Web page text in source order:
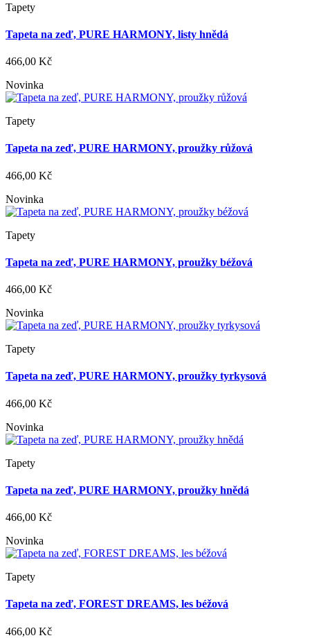
Tapety
Tapeta na zeď, PURE HARMONY, listy hnědá
466,00 Kč
Novinka
Tapety
Tapeta na zeď, PURE HARMONY, proužky růžová
466,00 Kč
Novinka
Tapety
Tapeta na zeď, PURE HARMONY, proužky béžová
466,00 Kč
Novinka
Tapety
Tapeta na zeď, PURE HARMONY, proužky tyrkysová
466,00 Kč
Novinka
Tapety
Tapeta na zeď, PURE HARMONY, proužky hnědá
466,00 Kč
Novinka
Tapety
Tapeta na zeď, FOREST DREAMS, les béžová
466,00 Kč